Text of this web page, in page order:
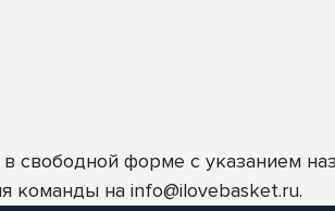
свободной форме с указанием
команды на info@ilovebasket.ru.